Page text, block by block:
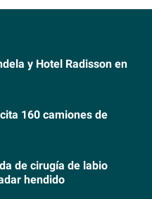
y Hotel Radisson en
160 camiones de
de cirugía de labio
hendido